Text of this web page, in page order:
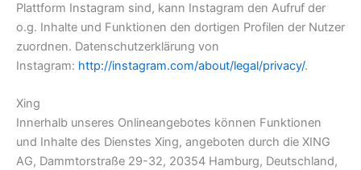
Plattform Instagram sind, kann Instagram den Aufruf der
o.g. Inhalte und Funktionen den dortigen Profilen der Nutzer
zuordnen. Datenschutzerklärung von
Instagram: http://instagram.com/about/legal/privacy/.
Xing
Innerhalb unseres Onlineangebotes können Funktionen
und Inhalte des Dienstes Xing, angeboten durch die XING
AG, Dammtorstraße 29-32, 20354 Hamburg, Deutschland,